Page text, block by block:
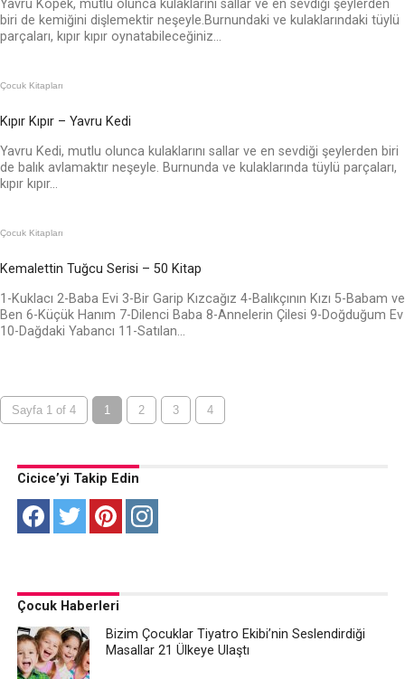
Yavru Köpek, mutlu olunca kulaklarını sallar ve en sevdiği şeylerden
biri de kemiğini dişlemektir neşeyle.Burnundaki ve kulaklarındaki tüylü
parçaları, kıpır kıpır oynatabileceğiniz...
Çocuk Kitapları
Kıpır Kıpır – Yavru Kedi
Yavru Kedi, mutlu olunca kulaklarını sallar ve en sevdiği şeylerden biri
de balık avlamaktır neşeyle. Burnunda ve kulaklarında tüylü parçaları,
kıpır kıpır...
Çocuk Kitapları
Kemalettin Tuğcu Serisi – 50 Kitap
1-Kuklacı 2-Baba Evi 3-Bir Garip Kızcağız 4-Balıkçının Kızı 5-Babam ve
Ben 6-Küçük Hanım 7-Dilenci Baba 8-Annelerin Çilesi 9-Doğduğum Ev
10-Dağdaki Yabancı 11-Satılan...
Sayfa 1 of 4 1 2 3 4
Cicice’yi Takip Edin
Çocuk Haberleri
Bizim Çocuklar Tiyatro Ekibi’nin Seslendirdiği
Masallar 21 Ülkeye Ulaştı